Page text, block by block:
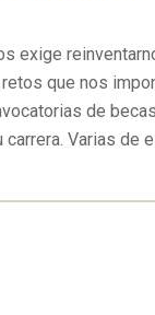
exige
que nos
de
Varias de